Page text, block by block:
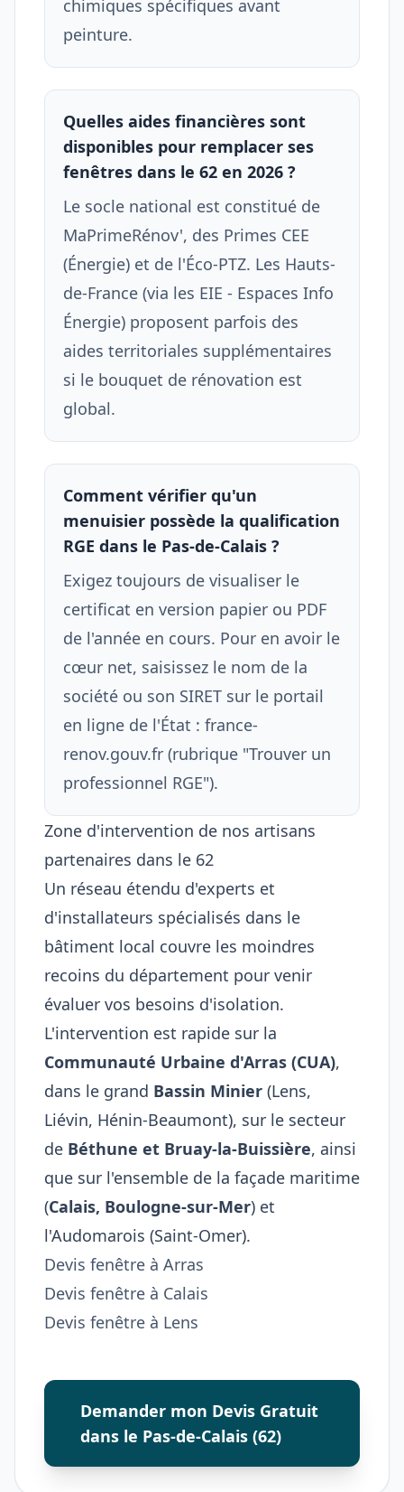
chimiques spécifiques avant
peinture.
Quelles aides financières sont
disponibles pour remplacer ses
fenêtres dans le 62 en 2026 ?
Le socle national est constitué de
MaPrimeRénov', des Primes CEE
(Énergie) et de l'Éco-PTZ. Les Hauts-
de-France (via les EIE - Espaces Info
Énergie) proposent parfois des
aides territoriales supplémentaires
si le bouquet de rénovation est
global.
Comment vérifier qu'un
menuisier possède la qualification
RGE dans le Pas-de-Calais ?
Exigez toujours de visualiser le
certificat en version papier ou PDF
de l'année en cours. Pour en avoir le
cœur net, saisissez le nom de la
société ou son SIRET sur le portail
en ligne de l'État : france-
renov.gouv.fr (rubrique "Trouver un
professionnel RGE").
Zone d'intervention de nos artisans
partenaires dans le 62
Un réseau étendu d'experts et
d'installateurs spécialisés dans le
bâtiment local couvre les moindres
recoins du département pour venir
évaluer vos besoins d'isolation.
L'intervention est rapide sur la
Communauté Urbaine d'Arras (CUA),
dans le grand Bassin Minier (Lens,
Liévin, Hénin-Beaumont), sur le secteur
de Béthune et Bruay-la-Buissière, ainsi
que sur l'ensemble de la façade maritime
(Calais, Boulogne-sur-Mer) et
l'Audomarois (Saint-Omer).
Devis fenêtre à Arras
Devis fenêtre à Calais
Devis fenêtre à Lens
Demander mon Devis Gratuit
dans le Pas-de-Calais (62)